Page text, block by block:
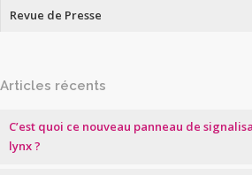
Revue de Presse
Articles récents
C’est quoi ce nouveau panneau de
lynx ?